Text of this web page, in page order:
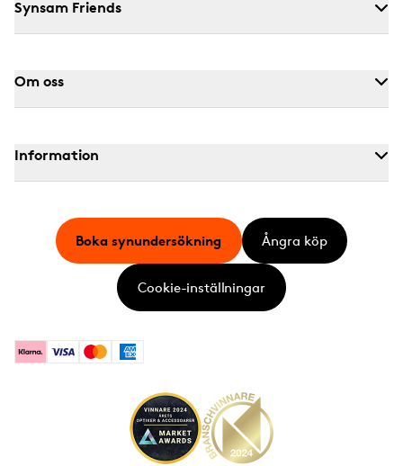
Synsam Friends
Om oss
Information
KlarnaVisa MastercardAmerican Express
Boka synundersökning Ångra köp
Cookie-inställningar